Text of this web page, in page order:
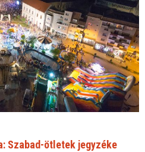
Szabad-ötletek jegyzéke